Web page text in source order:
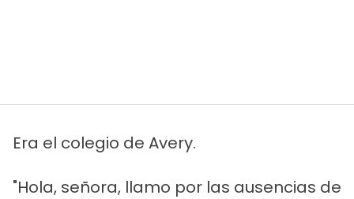
Era el colegio de Avery.
"Hola, señora, llamo por las ausencias de